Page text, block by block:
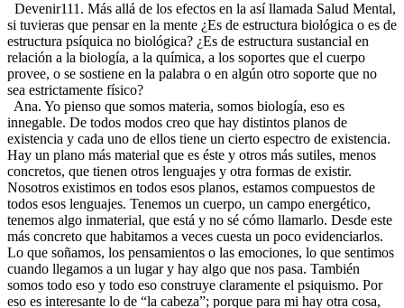
Devenir111. Más allá de los efectos en la así llamada Salud Mental,
si tuvieras que pensar en la mente ¿Es de estructura biológica o es de
estructura psíquica no biológica? ¿Es de estructura sustancial en
relación a la biología, a la química, a los soportes que el cuerpo
provee, o se sostiene en la palabra o en algún otro soporte que no
sea estrictamente físico?
Ana. Yo pienso que somos materia, somos biología, eso es
innegable. De todos modos creo que hay distintos planos de
existencia y cada uno de ellos tiene un cierto espectro de existencia.
Hay un plano más material que es éste y otros más sutiles, menos
concretos, que tienen otros lenguajes y otra formas de existir.
Nosotros existimos en todos esos planos, estamos compuestos de
todos esos lenguajes. Tenemos un cuerpo, un campo energético,
tenemos algo inmaterial, que está y no sé cómo llamarlo. Desde este
más concreto que habitamos a veces cuesta un poco evidenciarlos.
Lo que soñamos, los pensamientos o las emociones, lo que sentimos
cuando llegamos a un lugar y hay algo que nos pasa. También
somos todo eso y todo eso construye claramente el psiquismo. Por
eso es interesante lo de “la cabeza”; porque para mi hay otra cosa,